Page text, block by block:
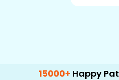
Happy Patients